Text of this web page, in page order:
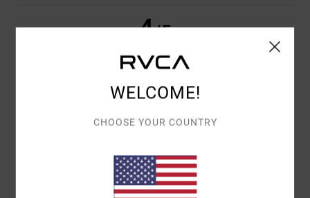
4/5
ABER DIE GRÖSSE, DIE FARBEN UND DER TRAGEKOMFORT SIND P
PREIS-LEISTUNGS-VERHÄLTNIS
ICH EMPFEHLE DIESES PRODUKT
WELCOME!
CHOOSE YOUR COUNTRY